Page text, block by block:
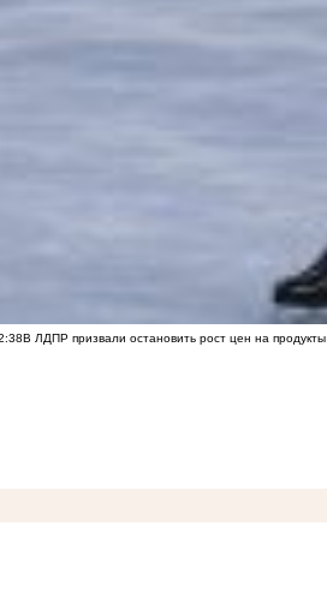
В ЛДПР призвали остановить рост цен на продукты